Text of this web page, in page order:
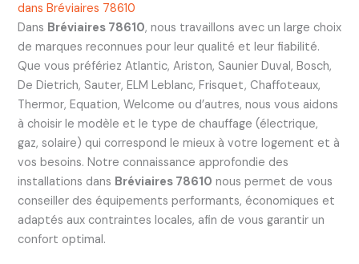
dans Bréviaires 78610
Dans Bréviaires 78610, nous travaillons avec un large choix
de marques reconnues pour leur qualité et leur fiabilité.
Que vous préfériez Atlantic, Ariston, Saunier Duval, Bosch,
De Dietrich, Sauter, ELM Leblanc, Frisquet, Chaffoteaux,
Thermor, Equation, Welcome ou d’autres, nous vous aidons
à choisir le modèle et le type de chauffage (électrique,
gaz, solaire) qui correspond le mieux à votre logement et à
vos besoins. Notre connaissance approfondie des
installations dans Bréviaires 78610 nous permet de vous
conseiller des équipements performants, économiques et
adaptés aux contraintes locales, afin de vous garantir un
confort optimal.